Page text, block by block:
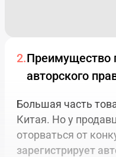
Преимущество
авторского
Большая часть
Китая. Но у
оторваться от
зарегистрирует